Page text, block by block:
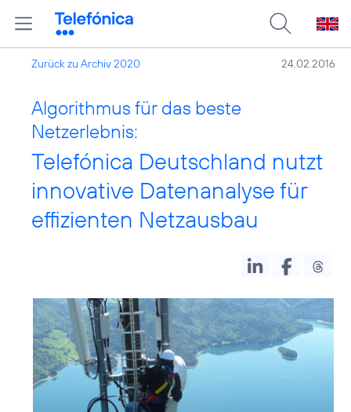
Zurück zu Archiv 2020 24.02.2016
Algorithmus für das beste
Netzerlebnis:
Telefónica Deutschland nutzt
innovative Datenanalyse für
effizienten Netzausbau